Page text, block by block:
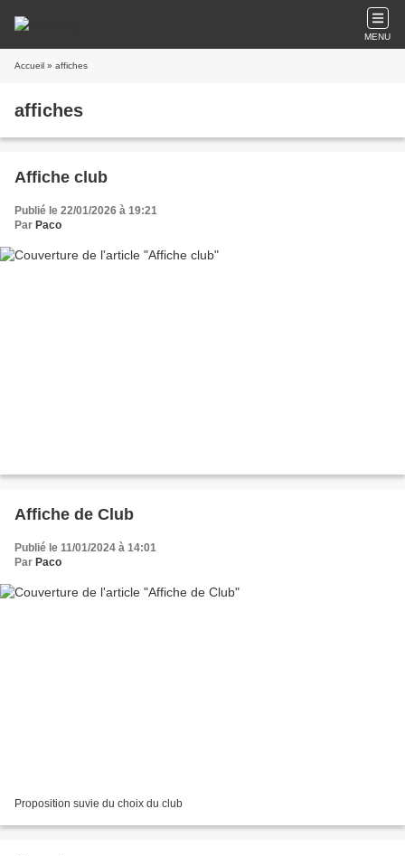
MENU
Accueil » affiches
affiches
Affiche club
Publié le 22/01/2026 à 19:21
Par Paco
Affiche de Club
Publié le 11/01/2024 à 14:01
Par Paco
Proposition suvie du choix du club